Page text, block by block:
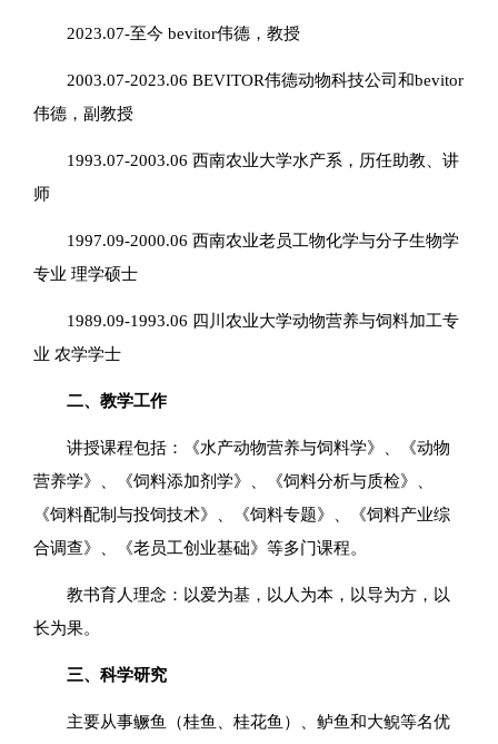
2023.07-至今 bevitor伟德，教授
2003.07-2023.06 BEVITOR伟德动物科技公司和bevitor
伟德，副教授
1993.07-2003.06 西南农业大学水产系，历任助教、讲
师
1997.09-2000.06 西南农业老员工物化学与分子生物学
专业 理学硕士
1989.09-1993.06 四川农业大学动物营养与饲料加工专
业 农学学士
二、教学工作
讲授课程包括：《水产动物营养与饲料学》、《动物
营养学》、《饲料添加剂学》、《饲料分析与质检》、
《饲料配制与投饲技术》、《饲料专题》、《饲料产业综
合调查》、《老员工创业基础》等多门课程。
教书育人理念：以爱为基，以人为本，以导为方，以
长为果。
三、科学研究
主要从事鳜鱼（桂鱼、桂花鱼）、鲈鱼和大鲵等名优